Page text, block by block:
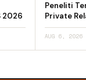
2026
Peneliti
Private
AUG 6, 2026